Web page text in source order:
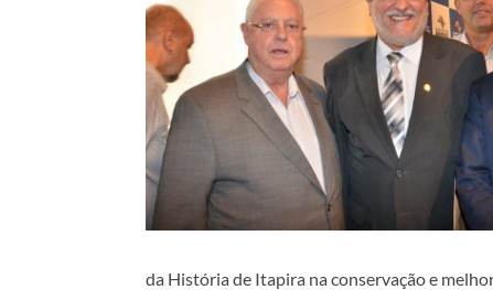
da História de Itapira na conservação e